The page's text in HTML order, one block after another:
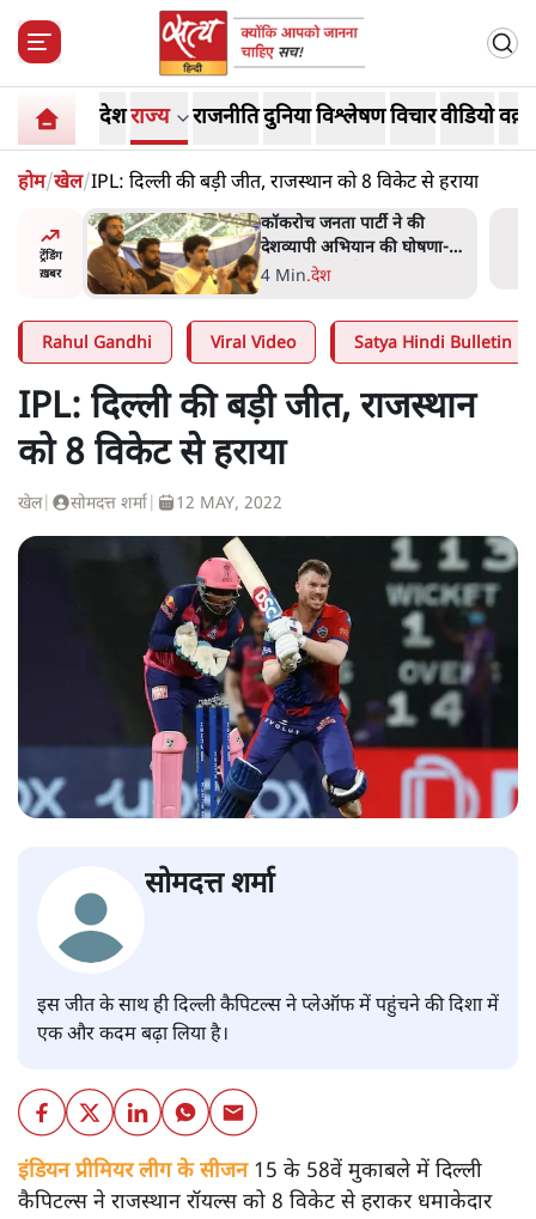
देशराज्य राजनीतिदुनियाविश्लेषणविचारवीडियो
होम/खेल/IPL: दिल्ली की बड़ी जीत, राजस्थान को 8 विकेट से हराया
ट्रेंडिंग
ख़बर
ने
सोरेन का
कॉकरोच जनता पार्टी ने की
देशव्यापी अभियान की घोषणा-
'क्या बोलती पब्लिक'
4 Min.देश
Rahul Gandhi Viral Video Satya Hindi Bulletin
IPL: दिल्ली की बड़ी जीत, राजस्थान
को 8 विकेट से हराया
खेल| सोमदत्त शर्मा 12 MAY, 2022
सोमदत्त शर्मा
इस जीत के साथ ही दिल्ली कैपिटल्स ने प्लेऑफ में पहुंचने की दिशा में
एक और कदम बढ़ा लिया है।
इंडियन प्रीमियर लीग के सीजन15 के 58वें मुकाबले में दिल्ली
कैपिटल्स ने राजस्थान रॉयल्स को 8 विकेट से हराकर धमाकेदार